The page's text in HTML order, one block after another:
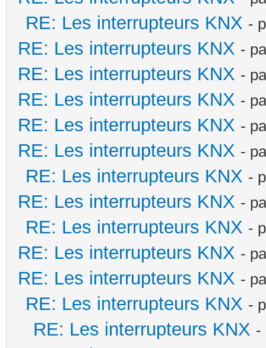
RE: Les interrupteurs KNX -
RE: Les interrupteurs KNX -
RE: Les interrupteurs KNX -
RE: Les interrupteurs KNX -
RE: Les interrupteurs KNX -
RE: Les interrupteurs KNX -
RE: Les interrupteurs KNX -
RE: Les interrupteurs KNX -
RE: Les interrupteurs KNX -
RE: Les interrupteurs KNX -
RE: Les interrupteurs KNX -
RE: Les interrupteurs KNX -
RE: Les interrupteurs KNX -